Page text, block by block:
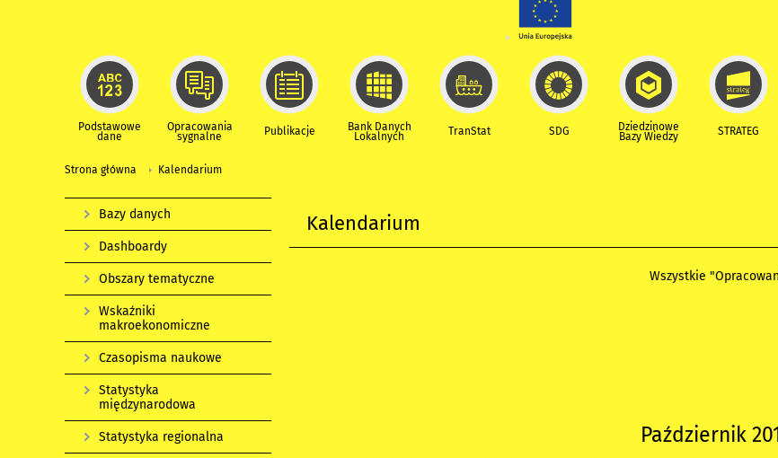
Podstawowe
dane
Opracowania
sygnalne Publikacje Bank Danych
Lokalnych TranStat SDG Dziedzinowe
Bazy Wiedzy STRATEG
Strona główna Kalendarium
Kalendarium
Wszystkie
Październik
Bazy danych
Dashboardy
Obszary tematyczne
Wskaźniki
makroekonomiczne
Czasopisma naukowe
Statystyka
międzynarodowa
Statystyka regionalna